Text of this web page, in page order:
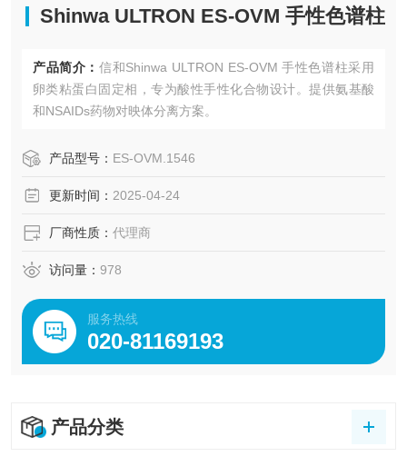
Shinwa ULTRON ES-OVM 手性色谱柱
产品简介： 信和Shinwa ULTRON ES-OVM 手性色谱柱采用
卵类粘蛋白固定相，专为酸性手性化合物设计。提供氨基酸
和NSAIDs药物对映体分离方案。
产品型号： ES-OVM.1546
更新时间： 2025-04-24
厂商性质： 代理商
访问量： 978
服务热线
020-81169193
产品分类